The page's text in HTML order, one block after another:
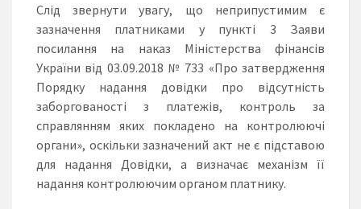
Слід звернути увагу, що неприпустимим є
зазначення платниками у пункті 3 Заяви
посилання на наказ Міністерства фінансів
України від 03.09.2018 № 733 «Про затвердження
Порядку надання довідки про відсутність
заборгованості з платежів, контроль за
справлянням яких покладено на контролюючі
органи», оскільки зазначений акт не є підставою
для надання Довідки, а визначає механізм її
надання контролюючим органом платнику.